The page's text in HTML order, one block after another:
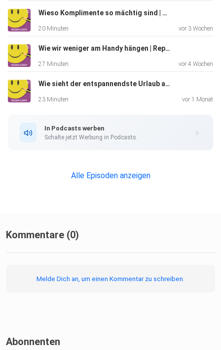
Wieso Komplimente so mächtig sind | Replay
20 Minuten vor 3 Wochen
Wie wir weniger am Handy hängen | Replay
27 Minuten vor 4 Wochen
Wie sieht der entspannendste Urlaub aus? | Replay
23 Minuten vor 1 Monat
In Podcasts werben
Schalte jetzt Werbung in Podcasts.
Alle Episoden anzeigen
Kommentare (0)
Melde Dich an, um einen Kommentar zu schreiben.
Abonnenten